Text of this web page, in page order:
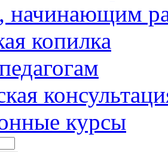
начинающим
копилка
курсы